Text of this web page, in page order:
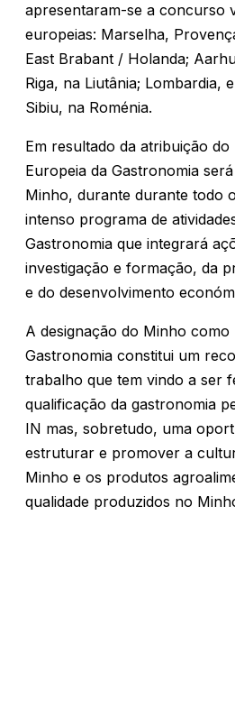
apresentaram-se a concurso
europeias: Marselha,
East Brabant / Holanda;
Riga, na Liutânia; Lombardia,
Sibiu, na Roménia.
Em resultado da atribuição do
Europeia da Gastronomia
Minho, durante durante todo
intenso programa de
Gastronomia que integrará
investigação e formação, da
e do desenvolvimento
A designação do Minho como
Gastronomia constitui um
trabalho que tem vindo a ser
qualificação da gastronomia
IN mas, sobretudo, uma
estruturar e promover a
Minho e os produtos
qualidade produzidos no